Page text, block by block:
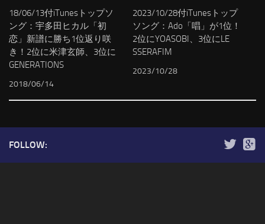
18/06/13付iTunesトップソ
ング：宇多田ヒカル「初
恋」新譜に勝ち1位返り咲
き！2位に米津玄師、3位に
GENERATIONS
2018/06/14
2023/10/28付iTunesトップ
ソング：Ado「唱」が1位！
2位にYOASOBI、3位にLE
SSERAFIM
2023/10/28
FOLLOW: